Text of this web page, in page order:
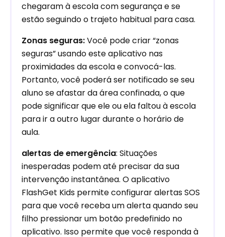
chegaram à escola com segurança e se
estão seguindo o trajeto habitual para casa.
Zonas seguras:Você pode criar “zonas
seguras” usando este aplicativo nas
proximidades da escola e convocá-las.
Portanto, você poderá ser notificado se seu
aluno se afastar da área confinada, o que
pode significar que ele ou ela faltou à escola
para ir a outro lugar durante o horário de
aula.
alertas de emergência: Situações
inesperadas podem até precisar da sua
intervenção instantânea. O aplicativo
FlashGet Kids permite configurar alertas SOS
para que você receba um alerta quando seu
filho pressionar um botão predefinido no
aplicativo. Isso permite que você responda à